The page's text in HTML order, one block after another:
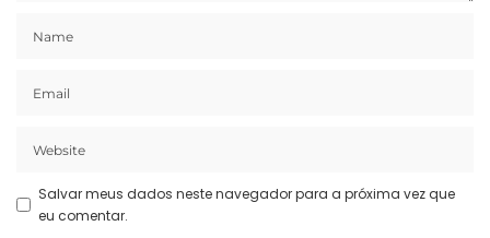
Salvar meus dados neste navegador para a próxima vez que
eu comentar.